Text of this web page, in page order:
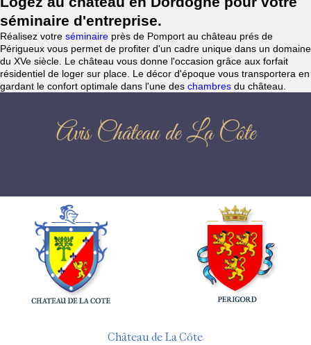
séminaire d'entreprise.
Réalisez votre séminaire près de Pomport au château prés de
Périgueux vous permet de profiter d'un cadre unique dans un domaine
du XVe siècle. Le château vous donne l'occasion grâce aux forfait
résidentiel de loger sur place. Le décor d'époque vous transportera en
gardant le confort optimale dans l'une des chambres du château.
Avis Château de La Côte
Château de La Côte